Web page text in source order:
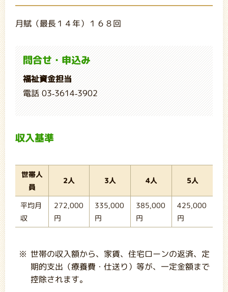
月賦（最長１４年）１６８回
問合せ・申込み
福祉資金担当
電話 03-3614-3902
収入基準
世帯人
員
2人 3人 4人 5人
平均月
収
272,000
円
335,000
円
385,000
円
425,000
円
世帯の収入額から、家賃、住宅ローンの返済、定
期的支出（療養費・仕送り）等が、一定金額まで
控除されます。